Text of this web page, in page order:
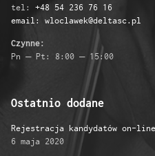
tel: +48 54 236 76 16
email: wloclawek@deltasc.pl
Czynne:
Pn – Pt: 8:00 – 15:00
Ostatnio dodane
Rejestracja kandydatów on-line
6 maja 2020